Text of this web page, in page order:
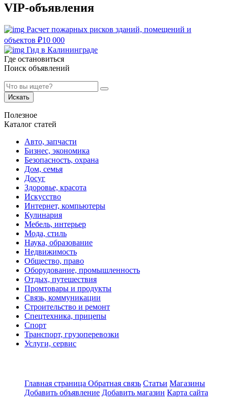
VIP-объявления
Расчет пожарных рисков зданий, помещений и
объектов ₽10 000
Гид в Калининграде
Где остановиться
Поиск объявлений
Искать
Полезное
Каталог статей
Авто, запчасти
Бизнес, экономика
Безопасность, охрана
Дом, семья
Досуг
Здоровье, красота
Искусство
Интернет, компьютеры
Кулинария
Мебель, интерьер
Мода, стиль
Наука, образование
Недвижимость
Общество, право
Оборудование, промышленность
Отдых, путешествия
Промтовары и продукты
Связь, коммуникации
Строительство и ремонт
Спецтехника, прицепы
Спорт
Транспорт, грузоперевозки
Услуги, сервис
Главная страница Обратная связь Статьи Магазины
Добавить объявление Добавить магазин Карта сайта